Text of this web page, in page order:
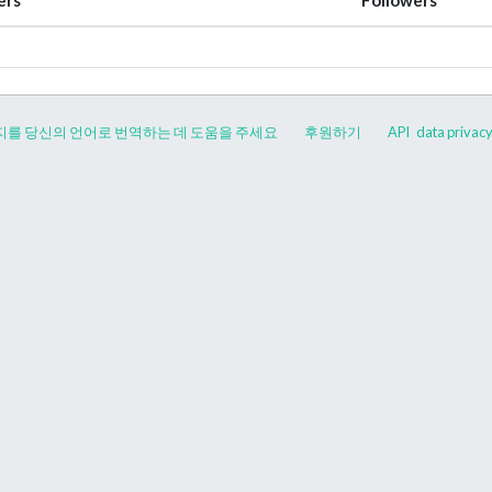
를 당신의 언어로 번역하는 데 도움을 주세요 후원하기 API data privacy